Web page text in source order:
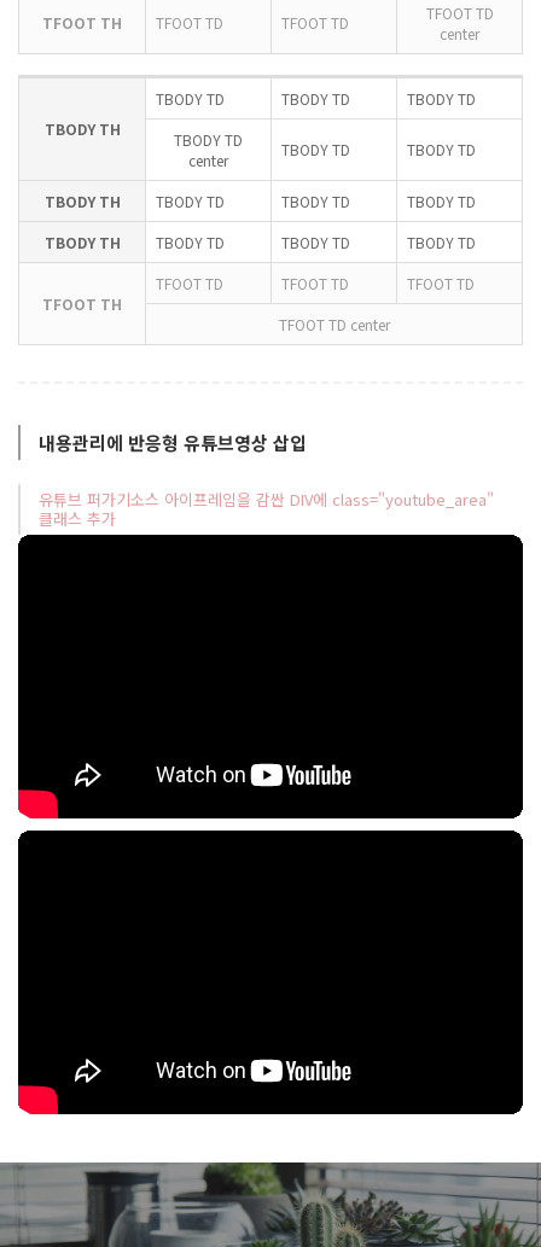
TFOOT TH TFOOT TD TFOOT TD
TFOOT TD
center
TBODY TH
TBODY TD TBODY TD
TBODY TD
TBODY TD
center
TBODY TD TBODY TD
TBODY TH TBODY TD TBODY TD
TBODY TD
TBODY TH
TBODY TD TBODY TD TBODY TD
TFOOT TH
TFOOT TD TFOOT TD
TFOOT TD
TFOOT TD center
내용관리에 반응형 유튜브영상 삽입
유튜브 퍼가기소스 아이프레임을 감싼 DIV에 class="youtube_area"
클래스 추가